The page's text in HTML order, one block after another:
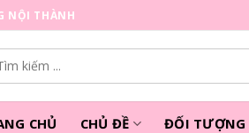
NỘI THÀNH
CHỦ CHỦ ĐỀ ĐỐI TƯỢNG